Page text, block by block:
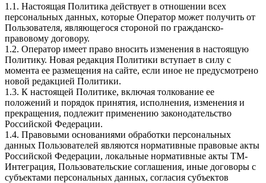
1.1. Настоящая Политика действует в отношении всех
персональных данных, которые Оператор может получить от
Пользователя, являющегося стороной по гражданско-
правовому договору.
1.2. Оператор имеет право вносить изменения в настоящую
Политику. Новая редакция Политики вступает в силу с
момента ее размещения на сайте, если иное не предусмотрено
новой редакцией Политики.
1.3. К настоящей Политике, включая толкование ее
положений и порядок принятия, исполнения, изменения и
прекращения, подлежит применению законодательство
Российской Федерации.
1.4. Правовыми основаниями обработки персональных
данных Пользователей являются нормативные правовые акты
Российской Федерации, локальные нормативные акты ТМ-
Интеграция, Пользовательские соглашения, иные договоры с
субъектами персональных данных, согласия субъектов